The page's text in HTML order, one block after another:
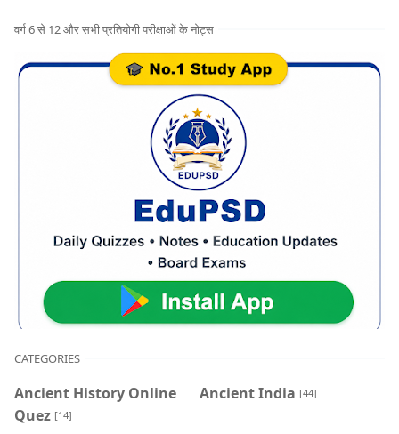
वर्ग 6 से 12 और सभी प्रतियोगी परीक्षाओं के नोट्स
CATEGORIES
Ancient History Online
Quez [14]
Ancient India [44]